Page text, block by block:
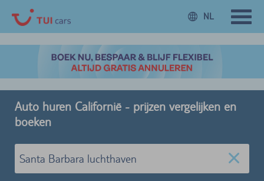
NL
Auto huren Californië - prijzen vergelijken en
boeken